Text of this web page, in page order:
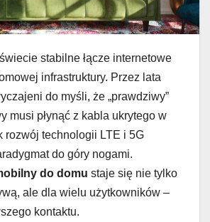
stabilne łącze internetowe
infrastruktury. Przez lata
do myśli, że „prawdziwy”
musi płynąć z kabla ukrytego w
rozwój technologii LTE i 5G
do góry nogami.
do domu staje się nie tylko
ale dla wielu użytkowników –
kontaktu.